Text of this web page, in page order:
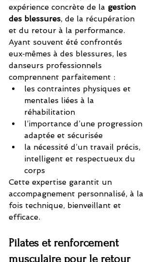
expérience concrète de la gestion
des blessures, de la récupération
et du retour à la performance.
Ayant souvent été confrontés
eux‑mêmes à des blessures, les
danseurs professionnels
comprennent parfaitement :
les contraintes physiques et
mentales liées à la
réhabilitation
l’importance d’une progression
adaptée et sécurisée
la nécessité d’un travail précis,
intelligent et respectueux du
corps
Cette expertise garantit un
accompagnement personnalisé, à la
fois technique, bienveillant et
efficace.
Pilates et renforcement
musculaire pour le retour